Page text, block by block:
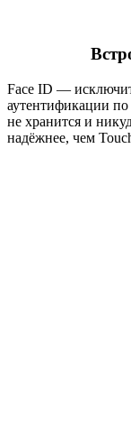
Face ID —
аутентификации
не хранится и
надёжнее, чем